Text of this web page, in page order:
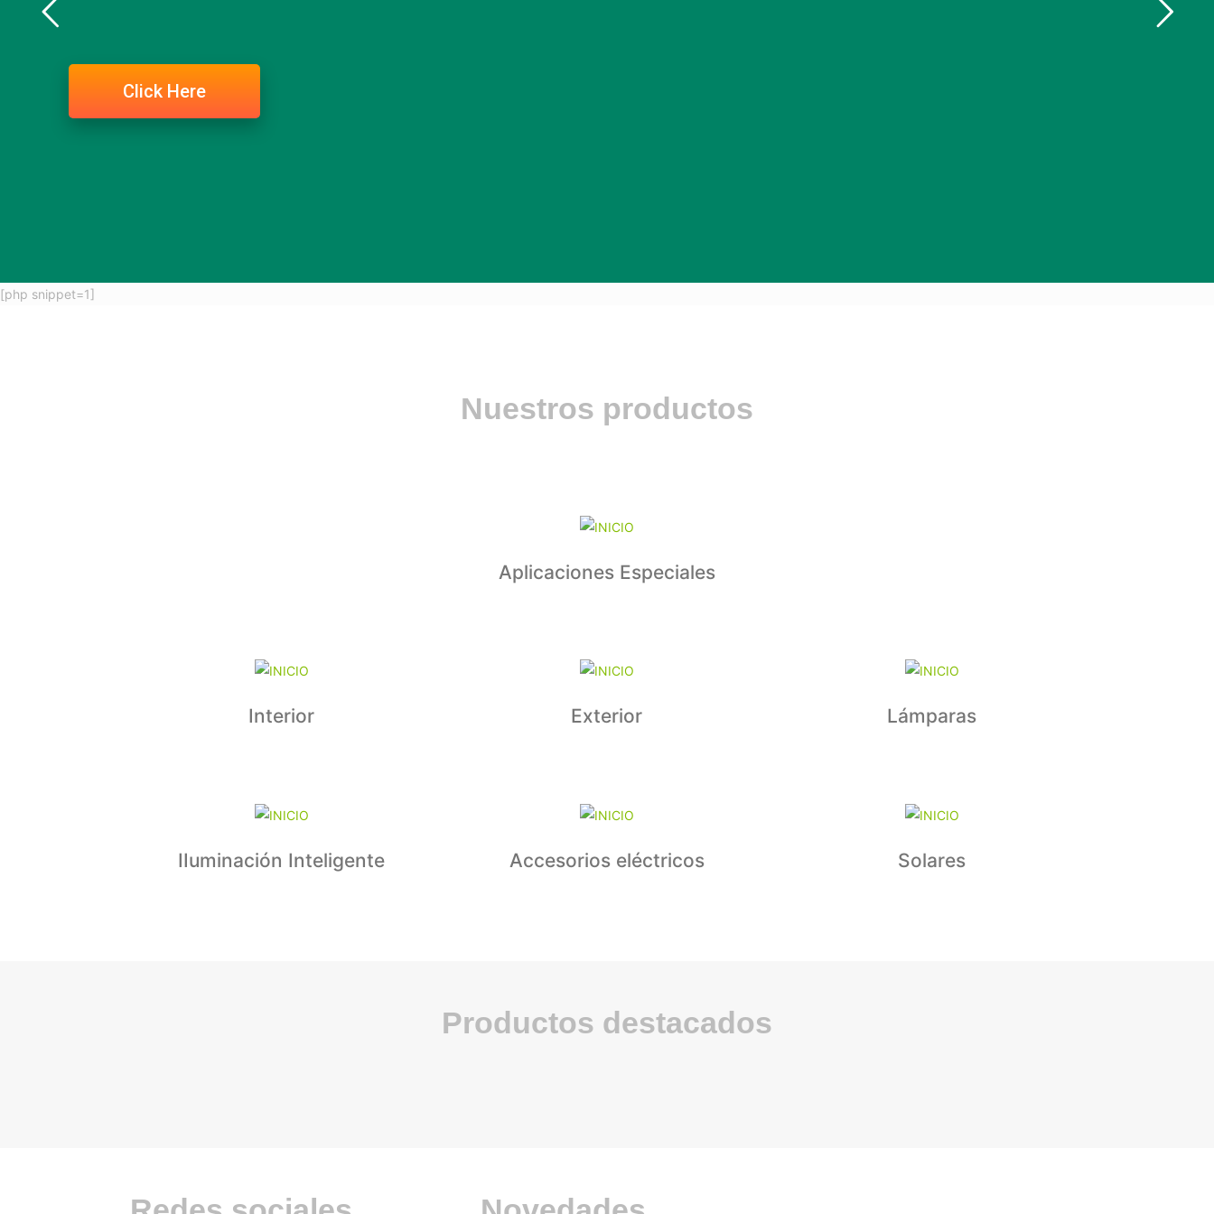
Click Here
[php snippet=1]
Nuestros productos
Aplicaciones Especiales
Interior Exterior Lámparas
IIuminación Inteligente Accesorios eléctricos Solares
Productos destacados